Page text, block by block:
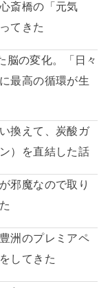
斎橋の「元気
てきた
脳の変化。「日々
最高の循環が生
換えて、炭酸ガ
）を直結した話
邪魔なので取り
洲のプレミアペ
してきた